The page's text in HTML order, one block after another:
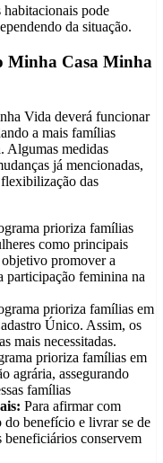
pode
da situação.
Minha Casa Minha
Vida deverá funcionar
a mais famílias
Algumas medidas
já mencionadas,
das
prioriza famílias
como principais
objetivo promover a
participação feminina na
prioriza famílias em
Único. Assim, os
mais necessitadas.
prioriza famílias em
agrária, assegurando
famílias
Para afirmar com
do benefício e livrar se de
beneficiários conservem